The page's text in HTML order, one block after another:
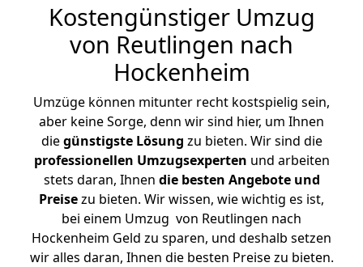
Kostengünstiger Umzug
von Reutlingen nach
Hockenheim
Umzüge können mitunter recht kostspielig sein,
aber keine Sorge, denn wir sind hier, um Ihnen
diegünstigste Lösung zu bieten. Wir sind die
professionellen Umzugsexperten und arbeiten
stets daran, Ihnen die besten Angebote und
Preisezu bieten. Wir wissen, wie wichtig es ist,
bei einem Umzug von Reutlingen nach
Hockenheim Geld zu sparen, und deshalb setzen
wir alles daran, Ihnen die besten Preise zu bieten.